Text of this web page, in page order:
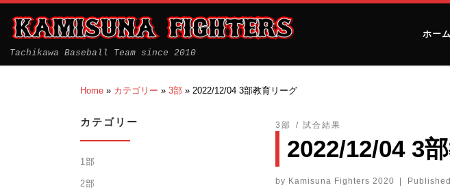
Tachikawa Baseball Team since 2010
ホーム
Home » カテゴリー » 3部 » 2022/12/04 3部教育リーグ
3部 試合結果
2022/12/04 3
by Kamisuna Fighters 2020 | Published
カテゴリー
1部
2部